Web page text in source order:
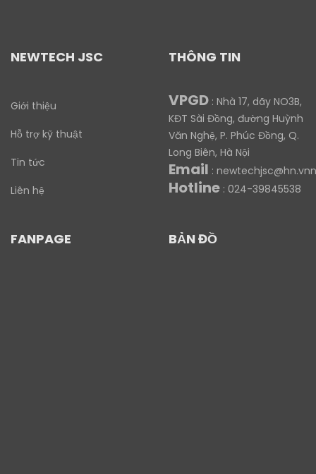
NEWTECH JSC
Giới thiệu
Hỗ trợ kỹ thuật
Tin tức
Liên hệ
THÔNG TIN
VPGD : Nhà 17, dãy NO3B,
KĐT Sài Đồng, đường Huỳnh
Văn Nghệ, P. Phúc Đồng, Q.
Long Biên, Hà Nội
Email :
Hotline : 024-39845538
FANPAGE BẢN ĐỒ